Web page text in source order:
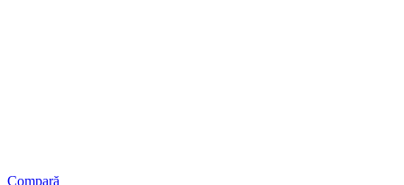
Compară